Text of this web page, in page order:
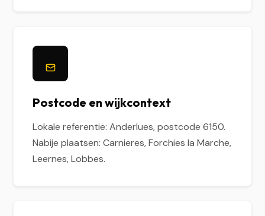
Postcode en wijkcontext
Lokale referentie: Anderlues, postcode 6150.
Nabije plaatsen: Carnieres, Forchies la Marche,
Leernes, Lobbes.